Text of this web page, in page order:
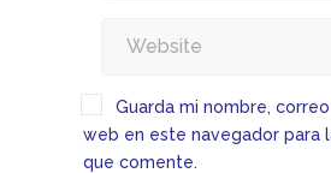
Guarda mi nombre,
web en este navegador para
que comente.